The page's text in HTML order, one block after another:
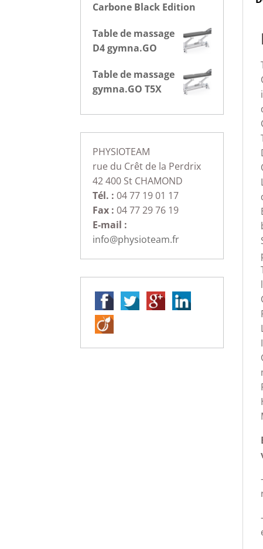
Carbone Black Edition
Table de massage
D4 gymna.GO
Table de massage
gymna.GO T5X
PHYSIOTEAM
rue du Crêt de la Perdrix
42 400 St CHAMOND
Tél. : 04 77 19 01 17
Fax : 04 77 29 76 19
E-mail :
info@physioteam.fr